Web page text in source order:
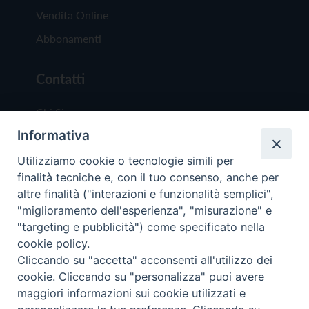
Vendita Online
Abbonamenti
Contatti
Chi Siamo
Redazione
Scrivici
Copyright © 2019 - Tutti i diritti riservati - Vita
Trentina Editrice
Privacy Policy
Informativa
Utilizziamo cookie o tecnologie simili per
finalità tecniche e, con il tuo consenso, anche per
altre finalità ("interazioni e funzionalità semplici",
"miglioramento dell'esperienza", "misurazione" e
"targeting e pubblicità") come specificato nella
cookie policy.
Cliccando su "accetta" acconsenti all'utilizzo dei
cookie. Cliccando su "personalizza" puoi avere
maggiori informazioni sui cookie utilizzati e